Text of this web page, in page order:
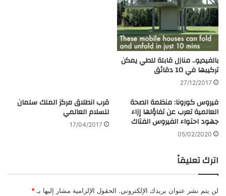
بالفيديو.. منازل قابلة للطي يمكن
تركيبها في 10 دقائق
27/12/2017
فيروس كورونا: منظمة الصحة
العالمية تعرب عن تفاؤلها إزاء
جهود احتواء الفيروس الفتاك
05/02/2020
قرب انطلاق مركز الملك سلمان
للسلام العالمي
17/04/2017
اترك تعليقاً
لن يتم نشر عنوان بريدك الإلكتروني. الحقول الإلزامية مشار إليها بـ *